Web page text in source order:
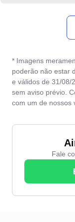
* Imagens
poderão não estar
e válidos de 31/08/
sem aviso prévio.
com um de nossos
Fale